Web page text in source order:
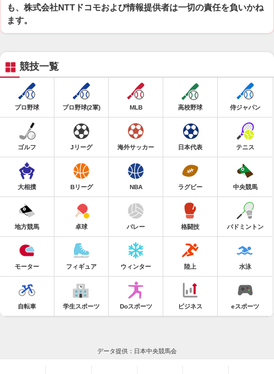
も、株式会社NTTドコモおよび情報提供者は一切の責任を負いかね
ます。
競技一覧
プロ野球 プロ野球(2軍) MLB 高校野球 侍ジャパン
ゴルフ Jリーグ 海外サッカー 日本代表 テニス
大相撲 Bリーグ NBA ラグビー 中央競馬
地方競馬 卓球 バレー 格闘技 バドミントン
モーター フィギュア ウィンター 陸上 水泳
自転車 学生スポーツ Doスポーツ ビジネス eスポーツ
データ提供：日本中央競馬会